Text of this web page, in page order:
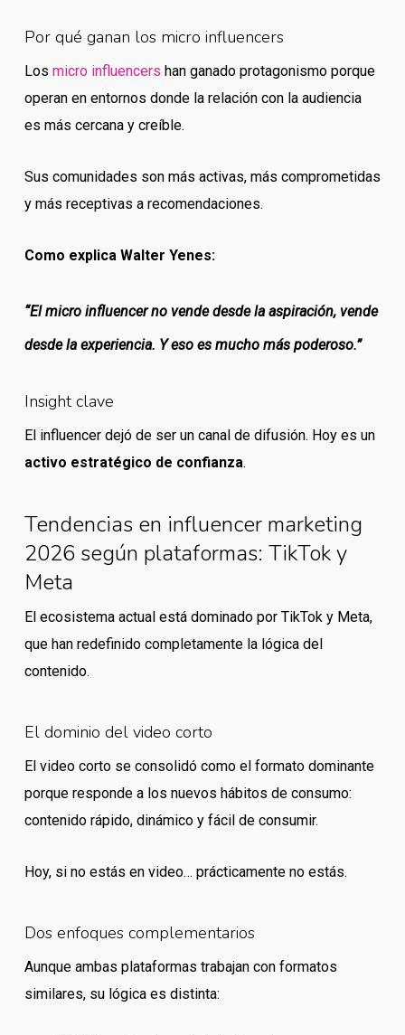
Por qué ganan los micro influencers
Los micro influencers han ganado protagonismo porque
operan en entornos donde la relación con la audiencia
es más cercana y creíble.
Sus comunidades son más activas, más comprometidas
y más receptivas a recomendaciones.
Como explica Walter Yenes:
“El micro influencer no vende desde la aspiración, vende
desde la experiencia. Y eso es mucho más poderoso.”
Insight clave
El influencer dejó de ser un canal de difusión. Hoy es un
activo estratégico de confianza.
Tendencias en influencer marketing
2026 según plataformas: TikTok y
Meta
El ecosistema actual está dominado por TikTok y Meta,
que han redefinido completamente la lógica del
contenido.
El dominio del video corto
El video corto se consolidó como el formato dominante
porque responde a los nuevos hábitos de consumo:
contenido rápido, dinámico y fácil de consumir.
Hoy, si no estás en video… prácticamente no estás.
Dos enfoques complementarios
Aunque ambas plataformas trabajan con formatos
similares, su lógica es distinta: